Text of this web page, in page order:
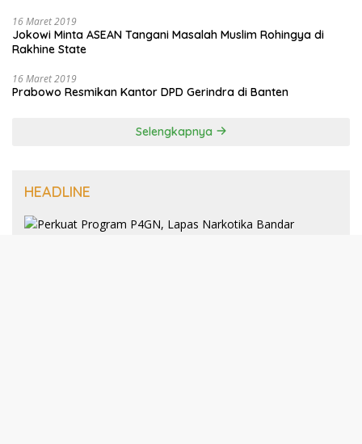
16 Maret 2019
Jokowi Minta ASEAN Tangani Masalah Muslim Rohingya di
Rakhine State
16 Maret 2019
Prabowo Resmikan Kantor DPD Gerindra di Banten
Selengkapnya
HEADLINE